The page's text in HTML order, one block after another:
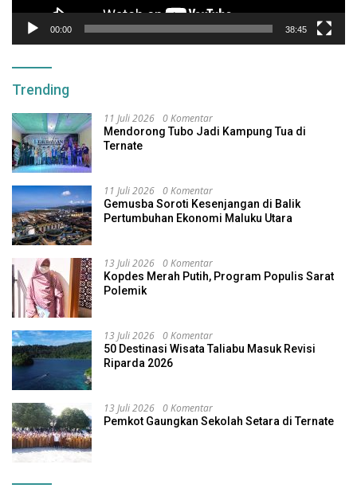
00:00 38:45
Trending
11 Juli 2026 0 Komentar
Mendorong Tubo Jadi Kampung Tua di
Ternate
11 Juli 2026 0 Komentar
Gemusba Soroti Kesenjangan di Balik
Pertumbuhan Ekonomi Maluku Utara
13 Juli 2026 0 Komentar
Kopdes Merah Putih, Program Populis Sarat
Polemik
13 Juli 2026 0 Komentar
50 Destinasi Wisata Taliabu Masuk Revisi
Riparda 2026
13 Juli 2026 0 Komentar
Pemkot Gaungkan Sekolah Setara di Ternate